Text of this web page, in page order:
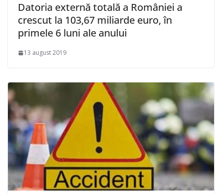
Datoria externă totală a României a
crescut la 103,67 miliarde euro, în
primele 6 luni ale anului
13 august 2019